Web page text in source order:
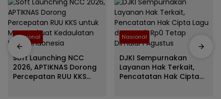
Nasional
Soft Launching NCC
2026, APTIKNAS Dorong
Percepatan RUU KKS
Nasional
DJKI Sempurnakan
Layanan Hak Terkait,
Pencatatan Hak Cipta